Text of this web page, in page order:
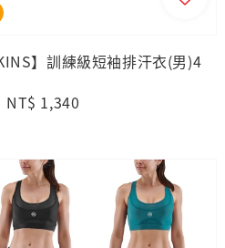
】訓練級短袖排汗衣(男)4
Sale
NT$ 1,340